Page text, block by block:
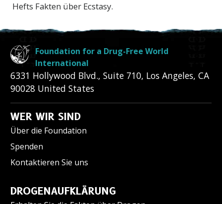
Hefts Fakten über Ecstasy.
Foundation for a Drug-Free World
International
6331 Hollywood Blvd., Suite 710, Los Angeles, CA
90028 United States
WER WIR SIND
Über die Foundation
Spenden
Kontaktieren Sie uns
DROGENAUFKLÄRUNG